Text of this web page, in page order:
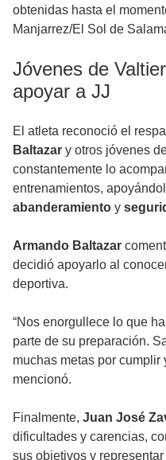
obtenidas hasta el
Manjarrez/El Sol de
Jóvenes de
apoyar a JJ
El atleta reconoció el
Baltazar y otros jóvenes
constantemente lo
entrenamientos,
abanderamiento y
Armando Baltazar
decidió apoyarlo al
deportiva.
“Nos enorgullece lo que
parte de su preparación.
muchas metas por cumplir
mencionó.
Finalmente, Juan José
dificultades y carencias,
sus objetivos y